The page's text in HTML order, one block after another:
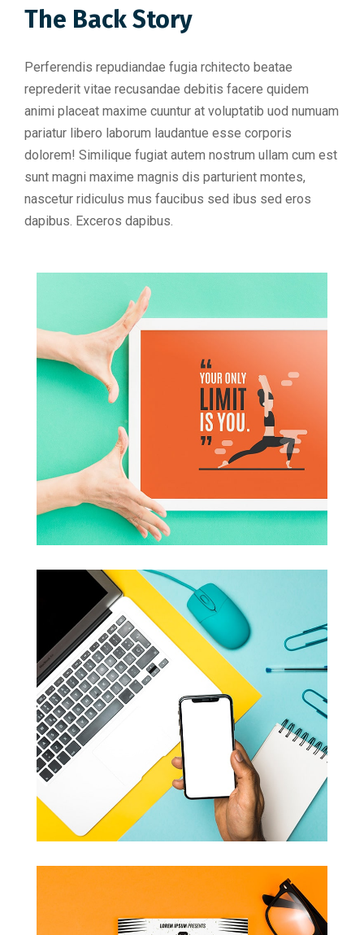
The Back Story
Perferendis repudiandae fugia rchitecto beatae
reprederit vitae recusandae debitis facere quidem
animi placeat maxime cuuntur at voluptatib uod numuam
pariatur libero laborum laudantue esse corporis
dolorem! Similique fugiat autem nostrum ullam cum est
sunt magni maxime magnis dis parturient montes,
nascetur ridiculus mus faucibus sed ibus sed eros
dapibus. Exceros dapibus.